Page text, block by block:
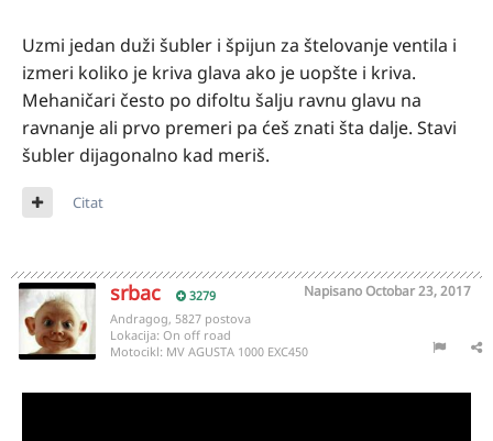
Uzmi jedan duži šubler i špijun za štelovanje ventila i
izmeri koliko je kriva glava ako je uopšte i kriva.
Mehaničari često po difoltu šalju ravnu glavu na
ravnanje ali prvo premeri pa ćeš znati šta dalje. Stavi
šubler dijagonalno kad meriš.
Citat
srbac 3279 NapisanoOctobar 23, 2017
Andragog, 5827 postova
Lokacija: On off road
Motocikl: MV AGUSTA 1000 EXC450